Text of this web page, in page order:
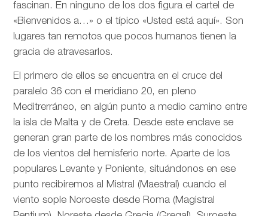
fascinan. En ninguno de los dos figura el cartel de
«Bienvenidos a…» o el típico «Usted está aquí». Son
lugares tan remotos que pocos humanos tienen la
gracia de atravesarlos.
El primero de ellos se encuentra en el cruce del
paralelo 36 con el meridiano 20, en pleno
Meditrerráneo, en algún punto a medio camino entre
la isla de Malta y de Creta. Desde este enclave se
generan gran parte de los nombres más conocidos
de los vientos del hemisferio norte. Aparte de los
populares Levante y Poniente, situándonos en ese
punto recibiremos al Mistral (Maestral) cuando el
viento sople Noroeste desde Roma (Magistral